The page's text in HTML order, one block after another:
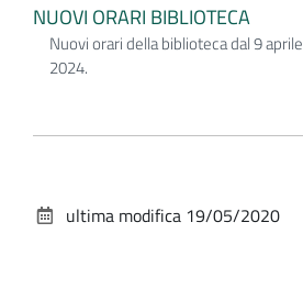
NUOVI ORARI BIBLIOTECA
Nuovi orari della biblioteca dal 9 aprile
2024.
documento
ultima modifica 19/05/2020